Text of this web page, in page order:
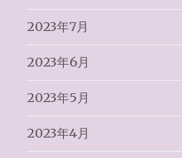
2023年7月
2023年6月
2023年5月
2023年4月